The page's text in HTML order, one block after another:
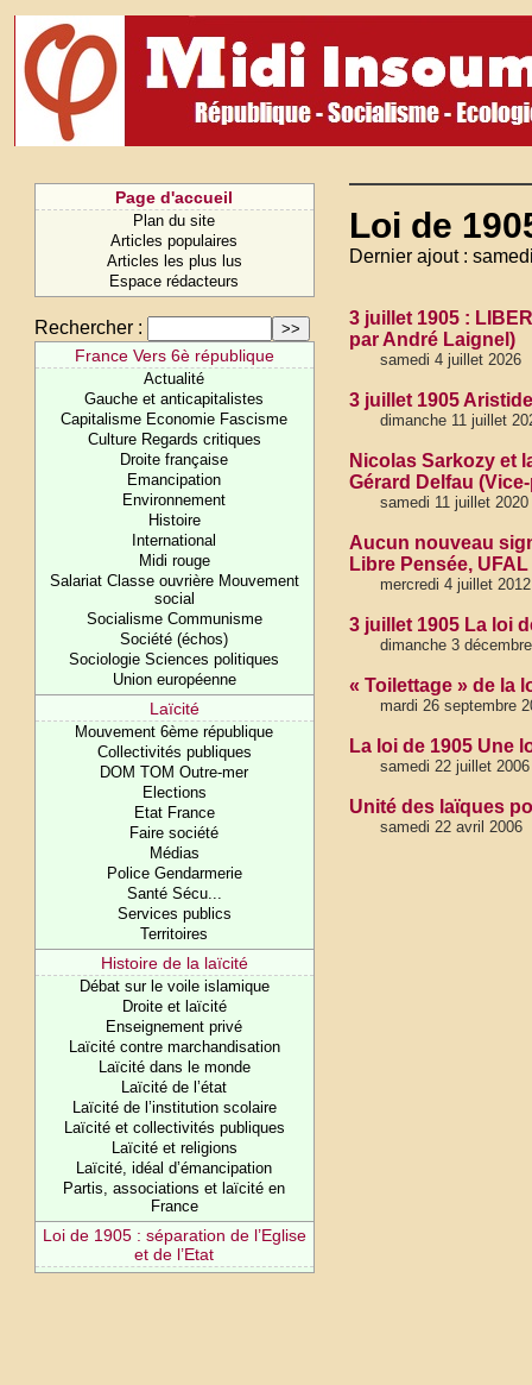
Page d'accueil
Plan du site
Articles populaires
Articles les plus lus
Espace rédacteurs
Rechercher :
France Vers 6è république
Actualité
Gauche et anticapitalistes
Capitalisme Economie Fascisme
Culture Regards critiques
Droite française
Emancipation
Environnement
Histoire
International
Midi rouge
Salariat Classe ouvrière Mouvement
social
Socialisme Communisme
Société (échos)
Sociologie Sciences politiques
Union européenne
Laïcité
Mouvement 6ème république
Collectivités publiques
DOM TOM Outre-mer
Elections
Etat France
Faire société
Médias
Police Gendarmerie
Santé Sécu...
Services publics
Territoires
Histoire de la laïcité
Débat sur le voile islamique
Droite et laïcité
Enseignement privé
Laïcité contre marchandisation
Laïcité dans le monde
Laïcité de l’état
Laïcité de l’institution scolaire
Laïcité et collectivités publiques
Laïcité et religions
Laïcité, idéal d’émancipation
Partis, associations et laïcité en
France
Loi de 1905 : séparation de l’Eglise
et de l’Etat
Loi de
Dernier ajout :
3 juillet 1905 :
par André Laignel)
samedi 4 juillet 2026
3 juillet 1905
dimanche 11 juillet
Nicolas Sarkozy et
Gérard Delfau
samedi 11 juillet 2020
Aucun nouveau
Libre Pensée, UFAL
mercredi 4 juillet 2012
3 juillet 1905 La loi
dimanche 3
« Toilettage » de la
mardi 26 septembre
La loi de 1905 Une
samedi 22 juillet 2006
Unité des laïques
samedi 22 avril 2006